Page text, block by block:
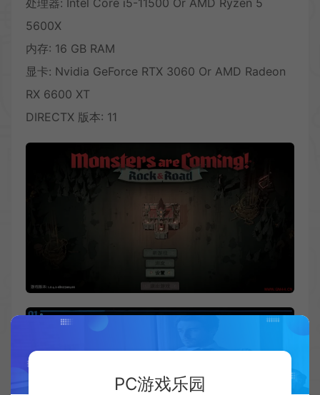
5600X
内存: 16 GB RAM
显卡: Nvidia GeForce RTX 3060 Or AMD Radeon
RX 6600 XT
DIRECTX 版本: 11
PC游戏乐园